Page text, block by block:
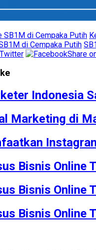
SB1M di Cempaka Putih
di Cempaka Putih
Share
Indonesia
Marketing di
Bisnis Online
Bisnis Online
Bisnis Online